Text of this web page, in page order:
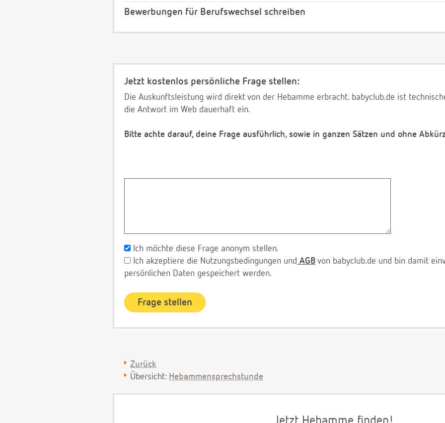
Bewerbungen für Berufswechsel schreiben
Jetzt kostenlos persönliche Frage stellen:
Die Auskunftsleistung wird direkt von der Hebamme erbracht. babyclub.de ist
die Antwort im Web dauerhaft ein.
Bitte achte darauf, deine Frage ausführlich, sowie in ganzen Sätzen und ohne
Ich möchte diese Frage anonym stellen.
Ich akzeptiere die Nutzungsbedingungen und AGB von babyclub.de und bin damit
persönlichen Daten gespeichert werden.
Zurück
Übersicht: Hebammensprechstunde